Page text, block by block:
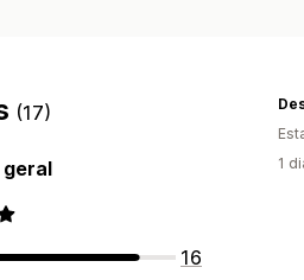
(17)
16
1